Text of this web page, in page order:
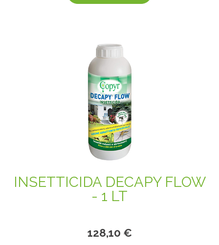
INSETTICIDA DECAPY FLOW
- 1 LT
128,10 €